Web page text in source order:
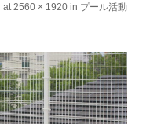
at 2560 × 1920 in プール活動